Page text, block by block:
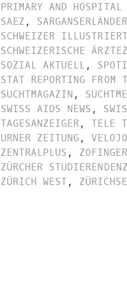
PRIMARY AND HOSPITAL
SAEZ, SARGANSERLÄNDER
SCHWEIZER
SCHWEIZERISCHE
SOZIAL AKTUELL,
STAT REPORTING FROM
SUCHTMAGAZIN,
SWISS AIDS NEWS ,
TAGESANZEIGER, TELE
URNER ZEITUNG,
ZENTRALPLUS ,
ZÜRCHER
ZÜRICH WEST,